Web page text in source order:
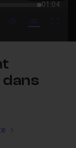
01:04
mute video
Subtitles